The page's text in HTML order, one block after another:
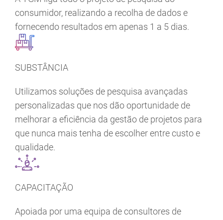
consumidor, realizando a recolha de dados e
fornecendo resultados em apenas 1 a 5 dias.
SUBSTÂNCIA
Utilizamos soluções de pesquisa avançadas
personalizadas que nos dão oportunidade de
melhorar a eficiência da gestão de projetos para
que nunca mais tenha de escolher entre custo e
qualidade.
CAPACITAÇÃO
Apoiada por uma equipa de consultores de